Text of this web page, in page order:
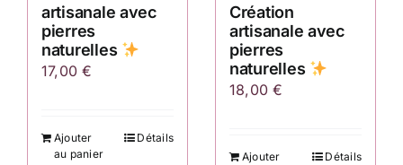
artisanale avec
pierres
naturelles
17,00€
Ajouter
au panier
Détails
Création
artisanale avec
pierres
naturelles
18,00€
Ajouter
Détails